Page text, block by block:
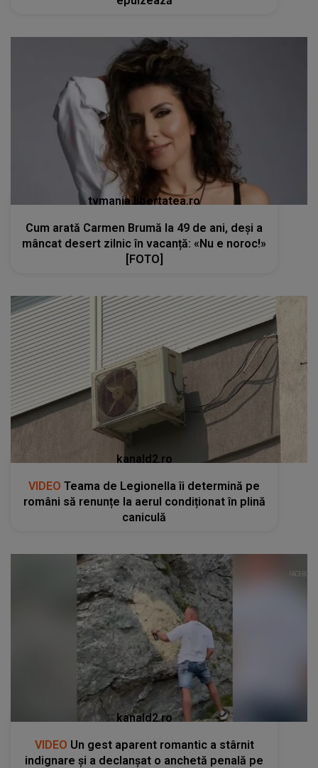
tvmania.libertatea.ro
Cum arată Carmen Brumă la 49 de ani, deși a
mâncat desert zilnic în vacanță: «Nu e noroc!»
[FOTO]
kanald2.ro
VIDEO Teama de Legionella îi determină pe
români să renunțe la aerul condiționat în plină
caniculă
kanald2.ro
VIDEO Un gest aparent romantic a stârnit
indignare și a declanșat o anchetă penală pe